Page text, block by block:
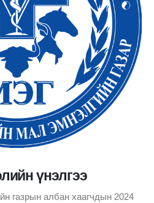
үнэлгээ
газрын албан хаагчдын 2024